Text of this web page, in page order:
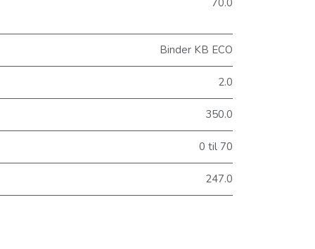
70.0
Binder KB ECO
2.0
350.0
0 til 70
247.0